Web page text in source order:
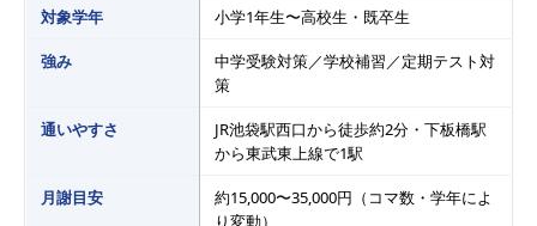
対象学年 小学1年生〜高校生・既卒生
強み
中学受験対策／学校補習／定期テスト対
策
通いやすさ
JR池袋駅西口から徒歩約2分・下板橋駅
から東武東上線で1駅
月謝目安
約15,000〜35,000円（コマ数・学年によ